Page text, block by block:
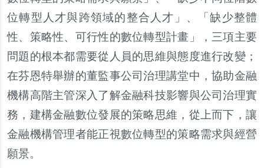
位轉型人才與跨領域的整合人才」、「缺少整體
性、策略性、可行性的數位轉型計畫」，三項主要
問題的根本都需要從人員的思維與態度進行改變；
在芬恩特舉辦的董監事公司治理講堂中，協助金融
機構高階主管深入了解金融科技影響與公司治理實
務，建構金融數位發展的策略思維，從上而下，讓
金融機構管理者能正視數位轉型的策略需求與經營
願景。